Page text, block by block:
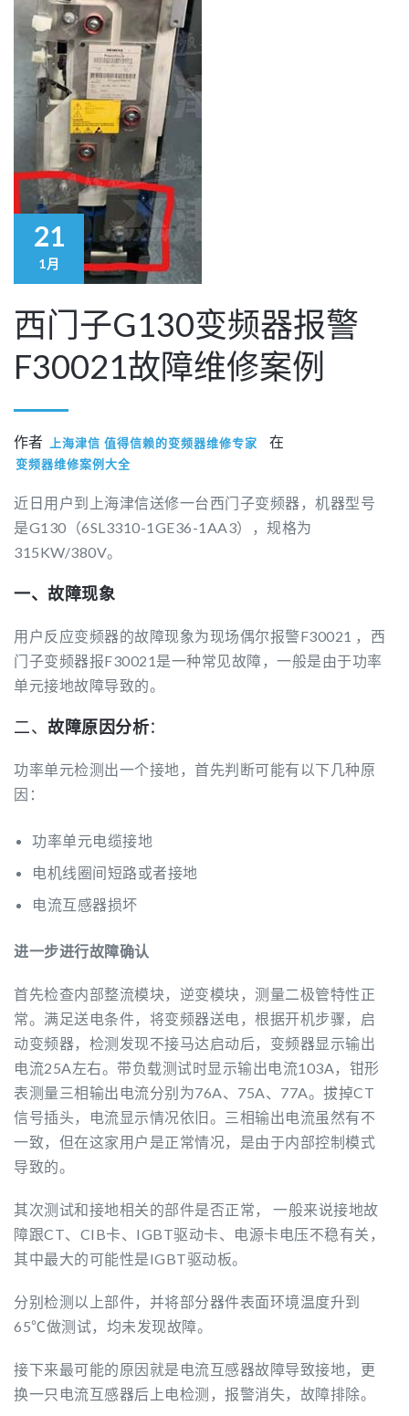
21
1月
西门子G130变频器报警
F30021故障维修案例
作者 上海津信 值得信赖的变频器维修专家 在
变频器维修案例大全
近日用户到上海津信送修一台西门子变频器，机器型号
是G130（6SL3310-1GE36-1AA3），规格为
315KW/380V。
一、故障现象
用户反应变频器的故障现象为现场偶尔报警F30021 ，西
门子变频器报F30021是一种常见故障，一般是由于功率
单元接地故障导致的。
二、 故障原因分析：
功率单元检测出一个接地，首先判断可能有以下几种原
因：
功率单元电缆接地
电机线圈间短路或者接地
电流互感器损坏
进一步进行故障确认
首先检查内部整流模块，逆变模块，测量二极管特性正
常。满足送电条件，将变频器送电，根据开机步骤，启
动变频器，检测发现不接马达启动后，变频器显示输出
电流25A左右。带负载测试时显示输出电流103A，钳形
表测量三相输出电流分别为76A、75A、77A。拔掉CT
信号插头，电流显示情况依旧。三相输出电流虽然有不
一致，但在这家用户是正常情况，是由于内部控制模式
导致的。
其次测试和接地相关的部件是否正常， 一般来说接地故
障跟CT、CIB卡、IGBT驱动卡、电源卡电压不稳有关，
其中最大的可能性是IGBT驱动板。
分别检测以上部件，并将部分器件表面环境温度升到
65℃做测试，均未发现故障。
接下来最可能的原因就是电流互感器故障导致接地，更
换一只电流互感器后上电检测，报警消失，故障排除。